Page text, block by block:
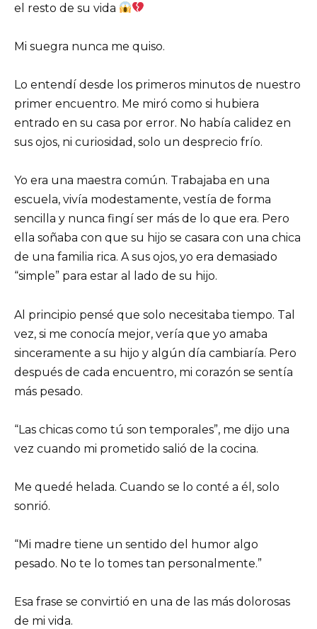
el resto de su vida
Mi suegra nunca me quiso.
Lo entendí desde los primeros minutos de nuestro
primer encuentro. Me miró como si hubiera
entrado en su casa por error. No había calidez en
sus ojos, ni curiosidad, solo un desprecio frío.
Yo era una maestra común. Trabajaba en una
escuela, vivía modestamente, vestía de forma
sencilla y nunca fingí ser más de lo que era. Pero
ella soñaba con que su hijo se casara con una chica
de una familia rica. A sus ojos, yo era demasiado
“simple” para estar al lado de su hijo.
Al principio pensé que solo necesitaba tiempo. Tal
vez, si me conocía mejor, vería que yo amaba
sinceramente a su hijo y algún día cambiaría. Pero
después de cada encuentro, mi corazón se sentía
más pesado.
“Las chicas como tú son temporales”, me dijo una
vez cuando mi prometido salió de la cocina.
Me quedé helada. Cuando se lo conté a él, solo
sonrió.
“Mi madre tiene un sentido del humor algo
pesado. No te lo tomes tan personalmente.”
Esa frase se convirtió en una de las más dolorosas
de mi vida.